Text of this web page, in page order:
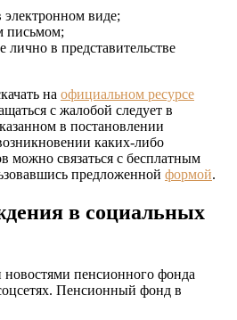
электронном виде;
письмом;
лично в представительстве
на официальном ресурсе
с жалобой следует в
в постановлении
каких-либо
можно связаться с бесплатным
предложенной формой.
в социальных
пенсионного фонда
Пенсионный фонд в